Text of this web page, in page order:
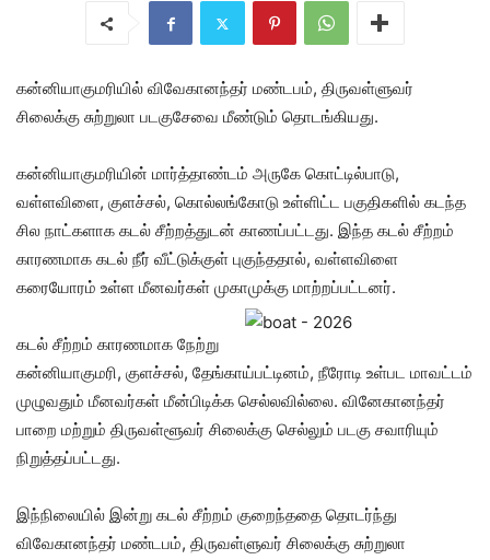
கன்னியாகுமரியில் விவேகானந்தர் மண்டபம், திருவள்ளுவர்
சிலைக்கு சுற்றுலா படகுசேவை மீண்டும் தொடங்கியது.
கன்னியாகுமரியின் மார்த்தாண்டம் அருகே கொட்டில்பாடு,
வள்ளவிளை, குளச்சல், கொல்லங்கோடு உள்ளிட்ட பகுதிகளில் கடந்த
சில நாட்களாக கடல் சீற்றத்துடன் காணப்பட்டது. இந்த கடல் சீற்றம்
காரணமாக கடல் நீர் வீட்டுக்குள் புகுந்ததால், வள்ளவிளை
கரையோரம் உள்ள மீனவர்கள் முகாமுக்கு மாற்றப்பட்டனர்.
கடல் சீற்றம் காரணமாக நேற்று
கன்னியாகுமரி, குளச்சல், தேங்காய்பட்டினம், நீரோடி உள்பட மாவட்டம்
முழுவதும் மீனவர்கள் மீன்பிடிக்க செல்லவில்லை. வினேகானந்தர்
பாறை மற்றும் திருவள்ளூவர் சிலைக்கு செல்லும் படகு சவாரியும்
நிறுத்தப்பட்டது.
இந்நிலையில் இன்று கடல் சீற்றம் குறைந்ததை தொடர்ந்து
விவேகானந்தர் மண்டபம், திருவள்ளுவர் சிலைக்கு சுற்றுலா